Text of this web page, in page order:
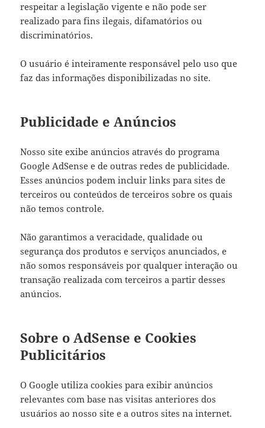
respeitar a legislação vigente e não pode ser
realizado para fins ilegais, difamatórios ou
discriminatórios.
O usuário é inteiramente responsável pelo uso que
faz das informações disponibilizadas no site.
Publicidade e Anúncios
Nosso site exibe anúncios através do programa
Google AdSense e de outras redes de publicidade.
Esses anúncios podem incluir links para sites de
terceiros ou conteúdos de terceiros sobre os quais
não temos controle.
Não garantimos a veracidade, qualidade ou
segurança dos produtos e serviços anunciados, e
não somos responsáveis por qualquer interação ou
transação realizada com terceiros a partir desses
anúncios.
Sobre o AdSense e Cookies
Publicitários
O Google utiliza cookies para exibir anúncios
relevantes com base nas visitas anteriores dos
usuários ao nosso site e a outros sites na internet.